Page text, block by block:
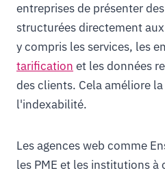
entreprises de présenter
structurées directement
y compris les services, les
tarification et les données
des clients. Cela améliore
l'indexabilité.
Les agences web comme
les PME et les institutions à